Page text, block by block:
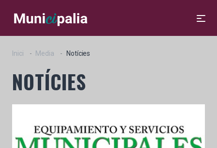
Inici Media Notícies
NOTÍCIES